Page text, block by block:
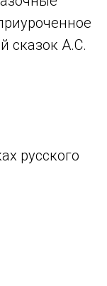
сказок А.С.
русского